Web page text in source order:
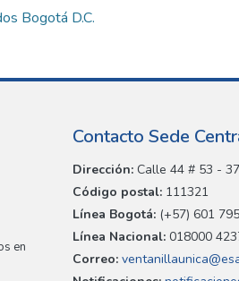
Bogotá D.C.
en
Contacto Sede
Dirección: Calle 44 # 53 -
Código postal: 111321
Línea Bogotá: (+57) 601
Línea Nacional: 018000
Correo: